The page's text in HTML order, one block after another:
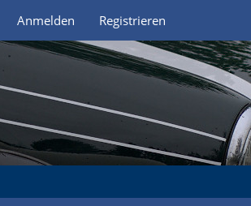
Anmelden Registrieren